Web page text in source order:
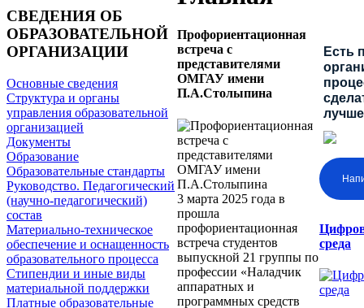
СВЕДЕНИЯ ОБ
ОБРАЗОВАТЕЛЬНОЙ
ОРГАНИЗАЦИИ
Основные сведения
Структура и органы
управления образовательной
организацией
Документы
Образование
Образовательные стандарты
Руководство. Педагогический
(научно-педагогический)
состав
Материально-техническое
обеспечение и оснащенность
образовательного процесса
Стипендии и иные виды
материальной поддержки
Платные образовательные
Профориентационная
встреча с
представителями
ОМГАУ имени
П.А.Столыпина
3 марта 2025 года в
прошла
профориентационная
встреча студентов
выпускной 21 группы по
профессии «Наладчик
аппаратных и
программных средств
Есть
среда